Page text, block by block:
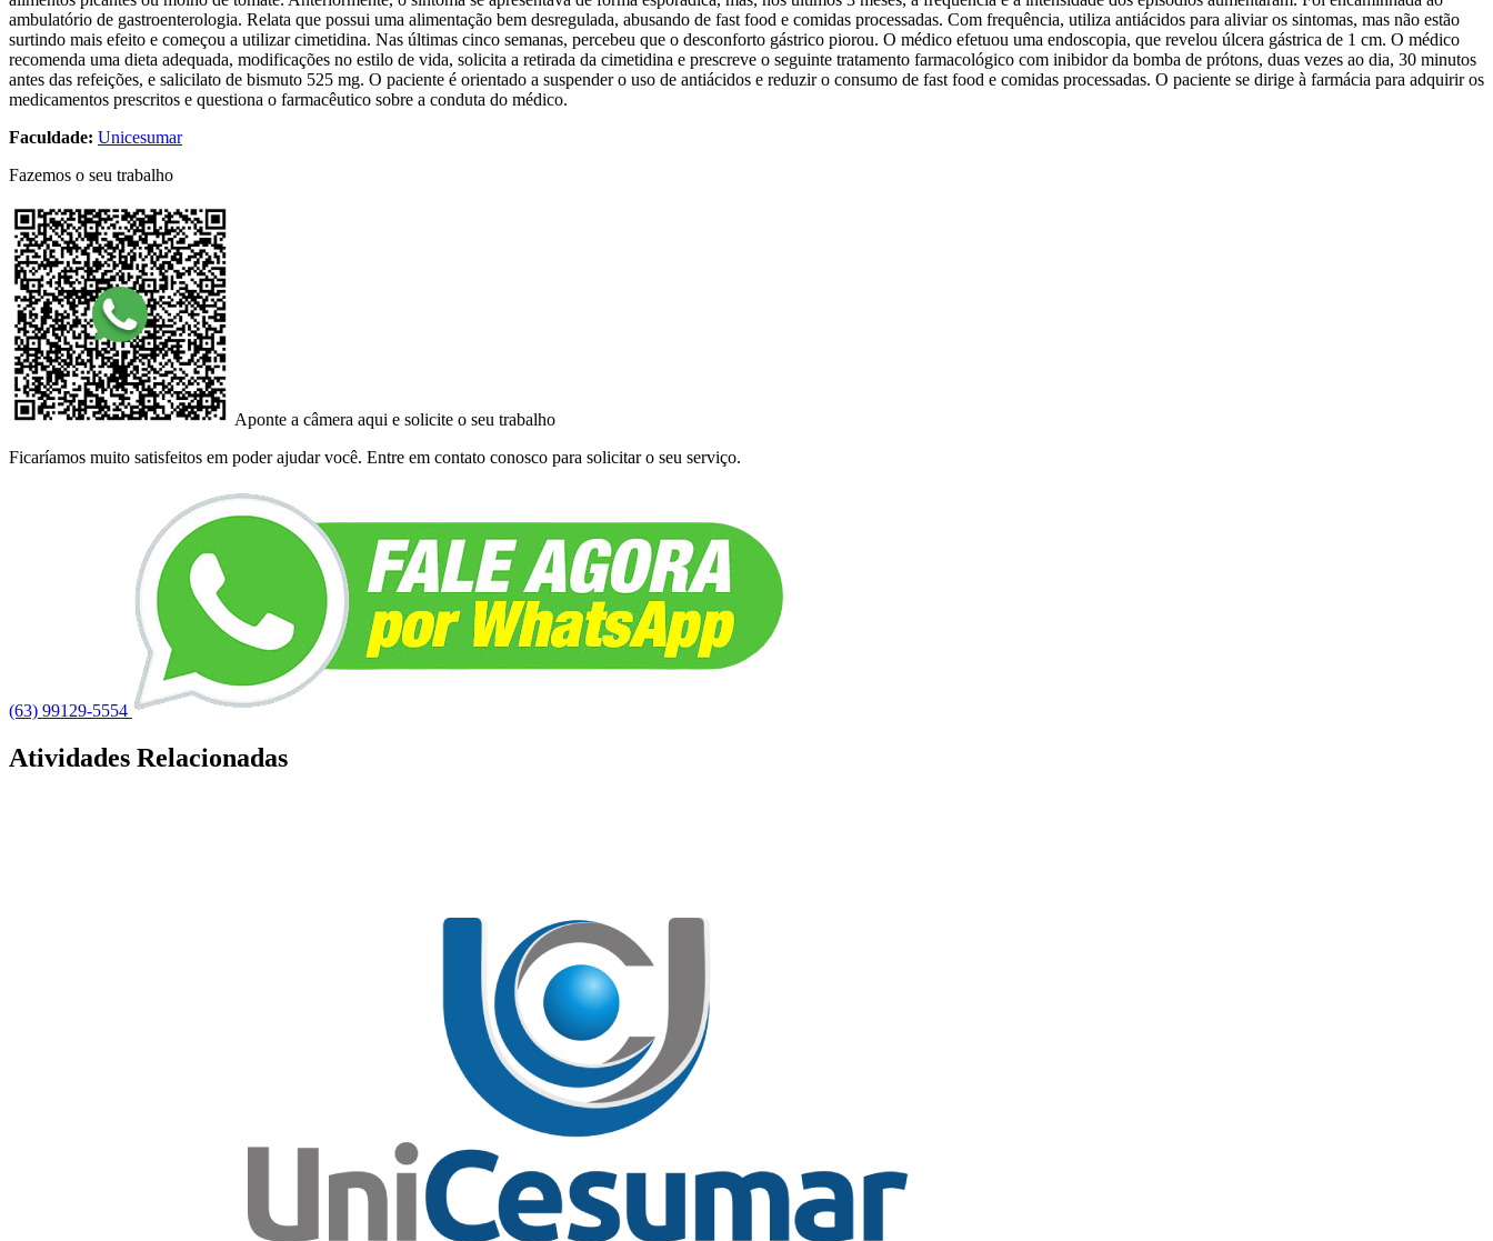
ambulatório de gastroenterologia. Relata que possui uma alimentação bem desregulada, abusando de fast food e comidas processadas. Com frequência, utiliza antiácidos para aliviar os sintomas, mas não estão
surtindo mais efeito e começou a utilizar cimetidina. Nas últimas cinco semanas, percebeu que o desconforto gástrico piorou. O médico efetuou uma endoscopia, que revelou úlcera gástrica de 1 cm. O médico
recomenda uma dieta adequada, modificações no estilo de vida, solicita a retirada da cimetidina e prescreve o seguinte tratamento farmacológico com inibidor da bomba de prótons, duas vezes ao dia, 30 minutos
antes das refeições, e salicilato de bismuto 525 mg. O paciente é orientado a suspender o uso de antiácidos e reduzir o consumo de fast food e comidas processadas. O paciente se dirige à farmácia para adquirir os
medicamentos prescritos e questiona o farmacêutico sobre a conduta do médico.
Faculdade: Unicesumar
Fazemos o seu trabalho
Aponte a câmera aqui e solicite o seu trabalho
Ficaríamos muito satisfeitos em poder ajudar você. Entre em contato conosco para solicitar o seu serviço.
(63) 99129-5554
Atividades Relacionadas